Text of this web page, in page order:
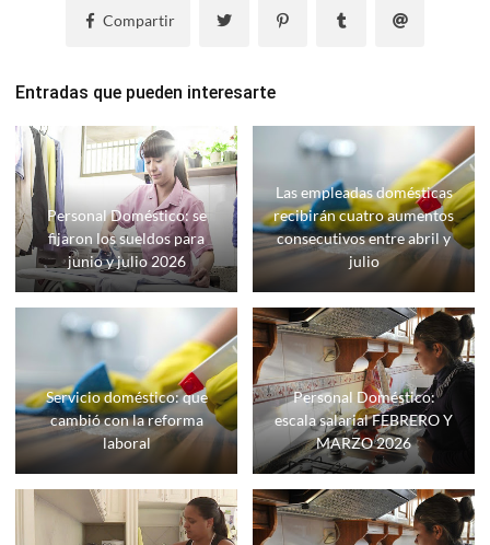
Compartir
Entradas que pueden interesarte
Personal Doméstico: se
fijaron los sueldos para
junio y julio 2026
Las empleadas domésticas
recibirán cuatro aumentos
consecutivos entre abril y
julio
Servicio doméstico: que
cambió con la reforma
laboral
Personal Doméstico:
escala salarial FEBRERO Y
MARZO 2026